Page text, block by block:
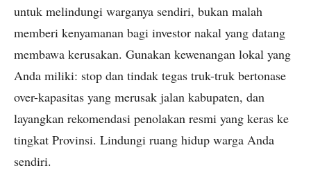
untuk melindungi warganya sendiri, bukan malah
memberi kenyamanan bagi investor nakal yang datang
membawa kerusakan. Gunakan kewenangan lokal yang
Anda miliki: stop dan tindak tegas truk-truk bertonase
over-kapasitas yang merusak jalan kabupaten, dan
layangkan rekomendasi penolakan resmi yang keras ke
tingkat Provinsi. Lindungi ruang hidup warga Anda
sendiri.